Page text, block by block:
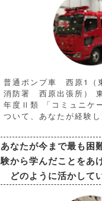
普通ポンプ車 西原1（
消防署 西原出張所）
年度Ⅱ類 「コミュニケ
ついて、あなたが経験
す。まずは ＜ヒント編
書く練習をしてみまし
ト編の次にあります。
分析→構成 今回の論題
となっており一見する
すが、重要な点はズバリ
あなたが今まで最も困
験から学んだことをあ
どのように活かして